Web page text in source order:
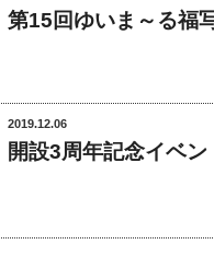
第15回ゆいま～る福
2019.12.06
開設3周年記念イベ